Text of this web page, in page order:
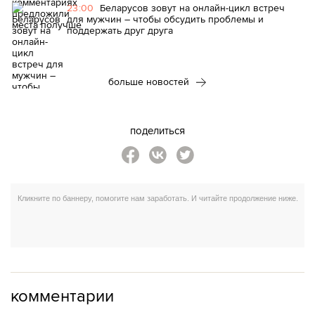
23:00 Беларусов зовут на онлайн-цикл встреч
для мужчин – чтобы обсудить проблемы и
поддержать друг друга
больше новостей
поделиться
комментарии